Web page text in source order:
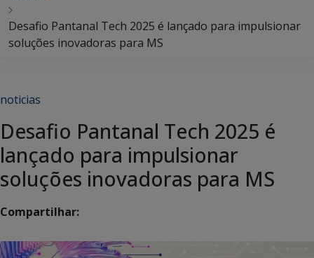
Desafio Pantanal Tech 2025 é lançado para impulsionar
soluções inovadoras para MS
noticias
Desafio Pantanal Tech 2025 é
lançado para impulsionar
soluções inovadoras para MS
Compartilhar: